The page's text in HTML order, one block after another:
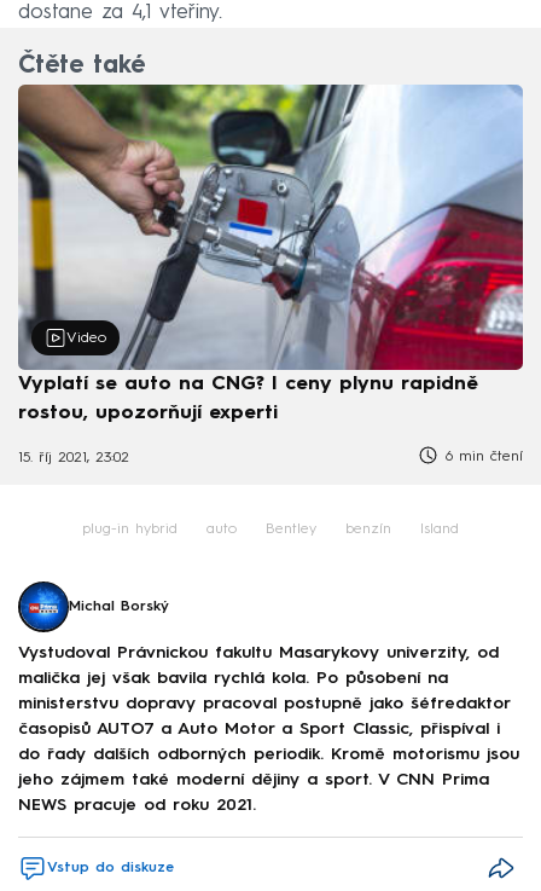
dostane za 4,1 vteřiny.
Čtěte také
Video
Vyplatí se auto na CNG? I ceny plynu rapidně
rostou, upozorňují experti
15. říj 2021, 23:02 6 min čtení
plug-in hybrid auto Bentley benzín Island
Michal Borský
Vystudoval Právnickou fakultu Masarykovy univerzity, od
malička jej však bavila rychlá kola. Po působení na
ministerstvu dopravy pracoval postupně jako šéfredaktor
časopisů AUTO7 a Auto Motor a Sport Classic, přispíval i
do řady dalších odborných periodik. Kromě motorismu jsou
jeho zájmem také moderní dějiny a sport. V CNN Prima
NEWS pracuje od roku 2021.
Vstup do diskuze